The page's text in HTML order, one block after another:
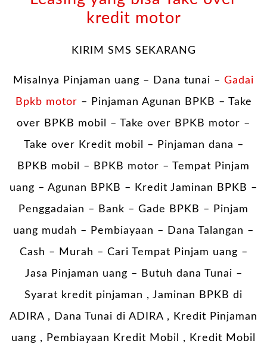
kredit motor
KIRIM SMS SEKARANG
Misalnya Pinjaman uang – Dana tunai – Gadai
Bpkb motor – Pinjaman Agunan BPKB – Take
over BPKB mobil – Take over BPKB motor –
Take over Kredit mobil – Pinjaman dana –
BPKB mobil – BPKB motor – Tempat Pinjam
uang – Agunan BPKB – Kredit Jaminan BPKB –
Penggadaian – Bank – Gade BPKB – Pinjam
uang mudah – Pembiayaan – Dana Talangan –
Cash – Murah – Cari Tempat Pinjam uang –
Jasa Pinjaman uang – Butuh dana Tunai –
Syarat kredit pinjaman , Jaminan BPKB di
ADIRA , Dana Tunai di ADIRA , Kredit Pinjaman
uang , Pembiayaan Kredit Mobil , Kredit Mobil